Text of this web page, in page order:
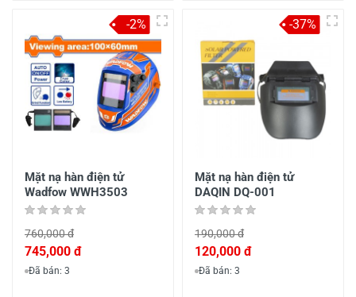
Mặt nạ hàn điện tử
Wadfow WWH3503
760,000 đ
745,000 đ
Đã bán: 3
-2%
Mặt nạ hàn điện tử
DAQIN DQ-001
190,000 đ
120,000 đ
Đã bán: 3
-37%